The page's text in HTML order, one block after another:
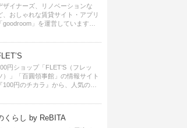
ザイナーズ、リノベーションな
、おしゃれな賃貸サイト・アプリ
「goodroom」を運営しています。
暮らしのアイディアなど、賃貸で
ントをお届けします。
円ショップ「FLET’S（フレッ
）」「百圓領事館」の情報サイト
『100円のチカラ』から、人気の記
くらし by ReBITA